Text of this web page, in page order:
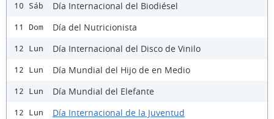
10 Sáb Día Internacional del Biodiésel
11 Dom Día del Nutricionista
12 Lun Día Internacional del Disco de Vinilo
12 Lun Día Mundial del Hijo de en Medio
12 Lun Día Mundial del Elefante
12 Lun Día Internacional de la Juventud